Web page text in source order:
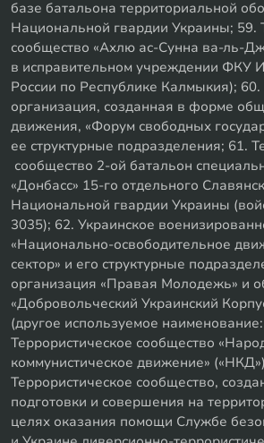
базе батальона территориальной
Национальной гвардии Украины; 59.
сообщество «Ахлю ас-Сунна ва-ль-
в исправительном учреждении
России по Республике Калмыкия);
организация, созданная в форме
движения, «Форум свободных
ее структурные подразделения; 61.
сообщество 2-ой батальон
«Донбасс» 15-го отдельного
Национальной гвардии Украины
3035); 62. Украинское
«Национально-освободительное
сектор» и его структурные
организация «Правая Молодежь» и
«Добровольческий Украинский
(другое используемое
Террористическое сообщество
коммунистическое движение»
Террористическое сообщество,
подготовки и совершения на
целях оказания помощи Службе